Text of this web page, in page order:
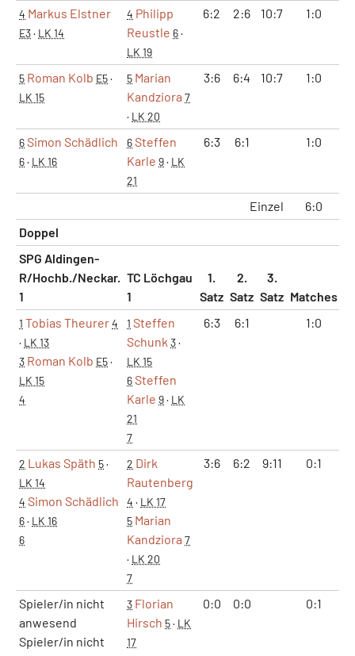
4 Markus Elstner
E3· LK 14
4 Philipp
Reustle 6·
LK 19
6:2 2:6 10:7 1:0
5 Roman Kolb E5·
LK 15
5 Marian
Kandziora 7
· LK 20
3:6 6:4 10:7 1:0
6Simon Schädlich
6· LK 16
6Steffen
Karle 9· LK
21
6:3 6:1 1:0
Einzel 6:0
Doppel
SPG Aldingen-
R/Hochb./Neckar.
1
TC Löchgau
1
1.
Satz
2.
Satz
3.
Satz Matches
1 Tobias Theurer4
· LK 13
3 Roman Kolb E5·
LK 15
4
1 Steffen
Schunk 3·
LK 15
6Steffen
Karle 9· LK
21
7
6:3 6:1 1:0
2 Lukas Späth 5·
LK 14
4 Simon Schädlich
6· LK 16
6
2 Dirk
Rautenberg
4 · LK 17
5 Marian
Kandziora 7
· LK 20
7
3:6 6:2 9:11 0:1
Spieler/in nicht
anwesend
Spieler/in nicht
3 Florian
Hirsch 5· LK
17
0:0 0:0 0:1